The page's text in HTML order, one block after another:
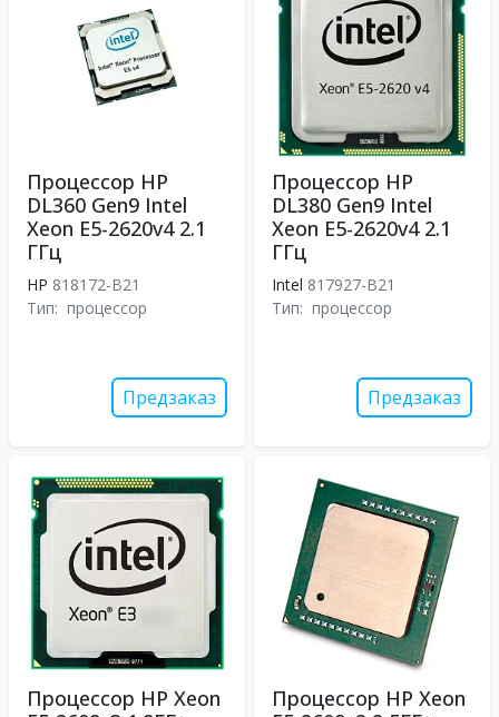
Процессор HP
DL360 Gen9 Intel
Xeon E5-2620v4 2.1
ГГц
HP 818172-B21
Тип: процессор
Предзаказ
Процессор HP
DL380 Gen9 Intel
Xeon E5-2620v4 2.1
ГГц
Intel 817927-B21
Тип: процессор
Предзаказ
Процессор HP Xeon
Процессор HP Xeon